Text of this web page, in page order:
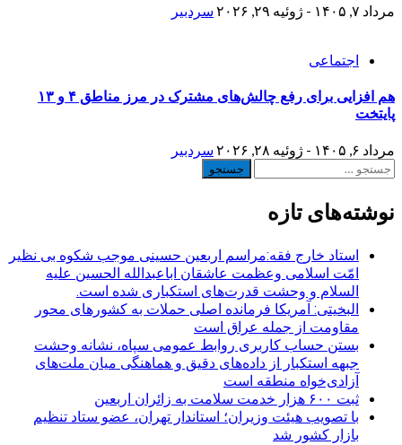
مرداد ۷, ۱۴۰۵ - ژوئیه ۲۹, ۲۰۲۶ سردبیر
اجتماعی
هم افزایی برای رفع چالش‌های مشترک در مرز مناطق ۴ و ۱۳
پایتخت
مرداد ۶, ۱۴۰۵ - ژوئیه ۲۸, ۲۰۲۶
سردبیر
جستجو
نوشته‌های تازه
استاد خارج فقه:مراسم اربعین حسینی موجب شکوه بی نظیر
امّت اسلامی وعظمت عاشقان اباعبدالله الحسین علیه
السلام و وحشت قدرت‌های استکباری شده است.
البخیتی: آمریکا فرمانده اصلی حملات به کشورهای محور
مقاومت از جمله عراق است
بستن حساب کاربری روابط عمومی سپاه، نشانه‌ وحشت
جبهه استکبار از داده‌های دقیق و هماهنگی میان ملت‌های
آزادی‌خواه منطقه است
ثبت ۶۰۰ هزار خدمت سلامت به زائران اربعین
با تصویب هیئت وزیران؛ استاندار تهران، عضو ستاد تنظیم
بازار کشور شد